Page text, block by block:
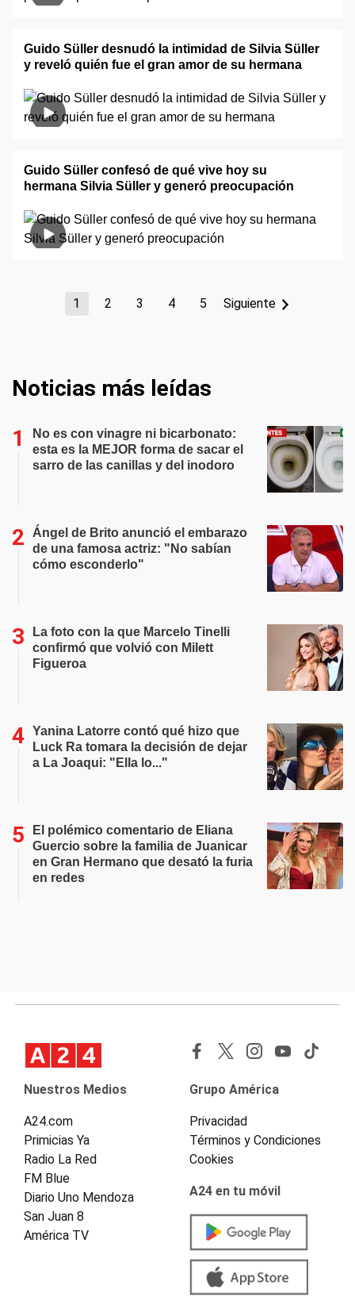
Guido Süller desnudó la intimidad de Silvia Süller
y reveló quién fue el gran amor de su hermana
Guido Süller confesó de qué vive hoy su
hermana Silvia Süller y generó preocupación
1 2 3 4 5 Siguiente
Noticias más leídas
No es con vinagre ni bicarbonato:
esta es la MEJOR forma de sacar el
sarro de las canillas y del inodoro
Ángel de Brito anunció el embarazo
de una famosa actriz: "No sabían
cómo esconderlo"
La foto con la que Marcelo Tinelli
confirmó que volvió con Milett
Figueroa
Yanina Latorre contó qué hizo que
Luck Ra tomara la decisión de dejar
a La Joaqui: "Ella lo..."
El polémico comentario de Eliana
Guercio sobre la familia de Juanicar
en Gran Hermano que desató la furia
en redes
Nuestros Medios
A24.com
Primicias Ya
Radio La Red
FM Blue
Diario Uno Mendoza
San Juan 8
América TV
Grupo América
Privacidad
Términos y Condiciones
Cookies
A24 en tu móvil